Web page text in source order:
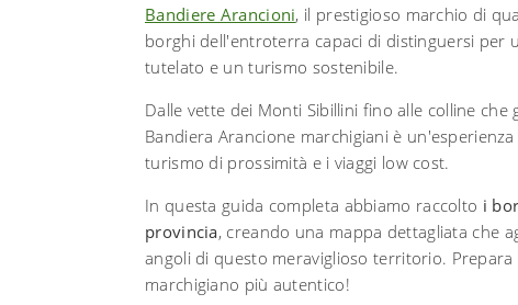
Bandiere Arancioni, il prestigioso marchio di
borghi dell'entroterra capaci di distinguersi per
tutelato e un turismo sostenibile.
Dalle vette dei Monti Sibillini fino alle colline
Bandiera Arancione marchigiani è
turismo di prossimità e i viaggi low cost.
In questa guida completa abbiamo raccolto i
provincia, creando una mappa dettagliata che
angoli di questo meraviglioso territorio.
marchigiano più autentico!